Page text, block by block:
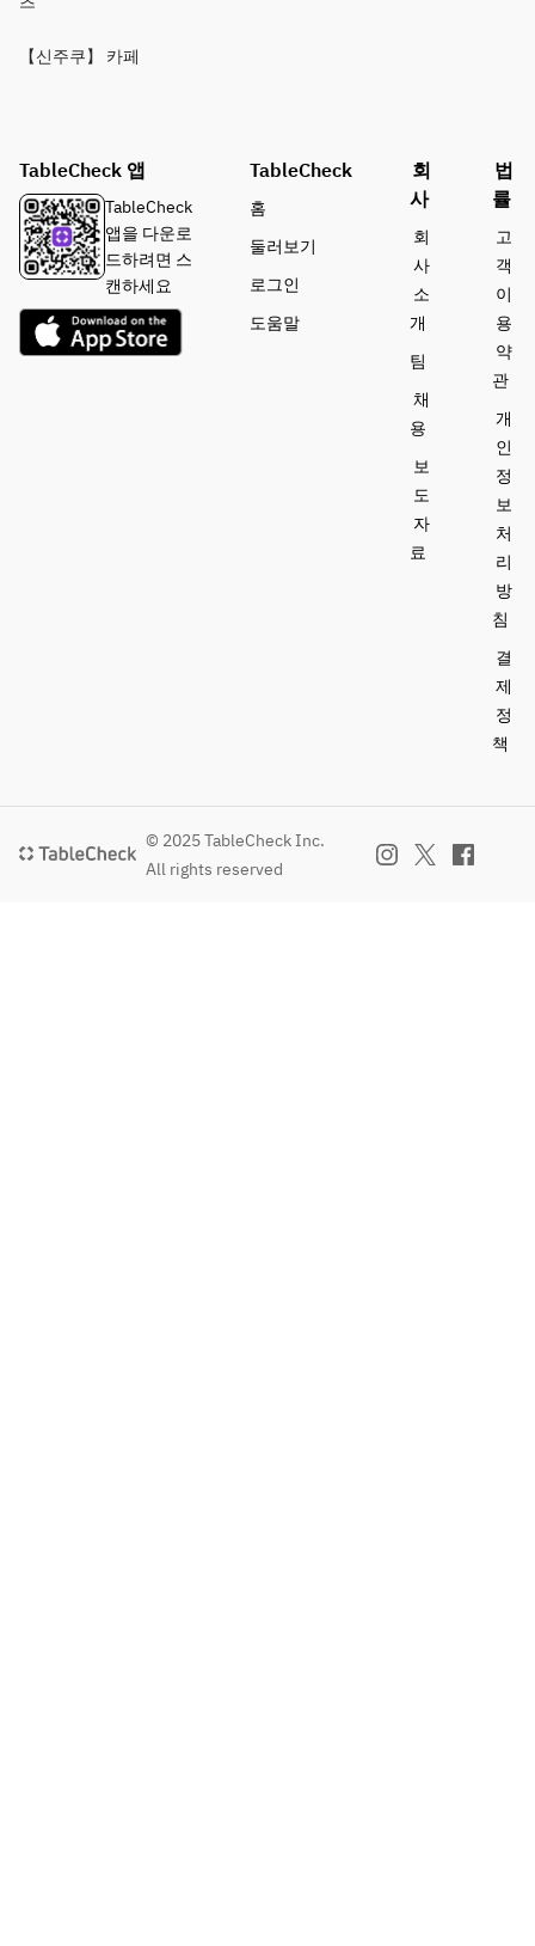
【신주쿠】 카페
TableCheck 앱
TableCheck
앱을 다운로
드하려면 스
캔하세요
TableCheck
홈
둘러보기
로그인
도움말
회
사
회
사
소
개
팀
채
용
보
도
자
료
법
률
고
객
이
용
약
관
개
인
정
보
처
리
방
침
결
제
정
책
© 2025 TableCheck Inc.
All rights reserved